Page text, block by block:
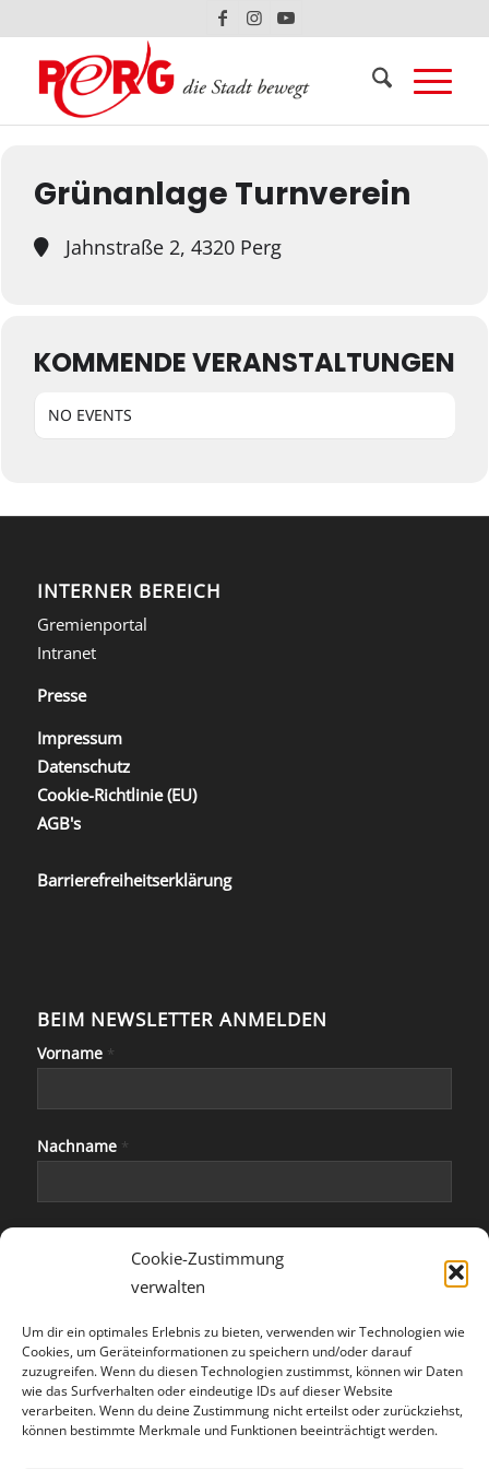
Cookie-Zustimmung
verwalten
Um dir ein optimales Erlebnis zu bieten, verwenden wir Technologien wie
Cookies, um Geräteinformationen zu speichern und/oder darauf
zuzugreifen. Wenn du diesen Technologien zustimmst, können wir Daten
wie das Surfverhalten oder eindeutige IDs auf dieser Website
verarbeiten. Wenn du deine Zustimmung nicht erteilst oder zurückziehst,
können bestimmte Merkmale und Funktionen beeinträchtigt werden.
Events at this location
Grünanlage Turnverein
Jahnstraße 2, 4320 Perg
KOMMENDE VERANSTALTUNGEN
NO EVENTS
INTERNER BEREICH
Gremienportal
Intranet
Presse
Impressum
Datenschutz
Cookie-Richtlinie (EU)
AGB's
Barrierefreiheitserklärung
BEIM NEWSLETTER ANMELDEN
Vorname *
Nachname *